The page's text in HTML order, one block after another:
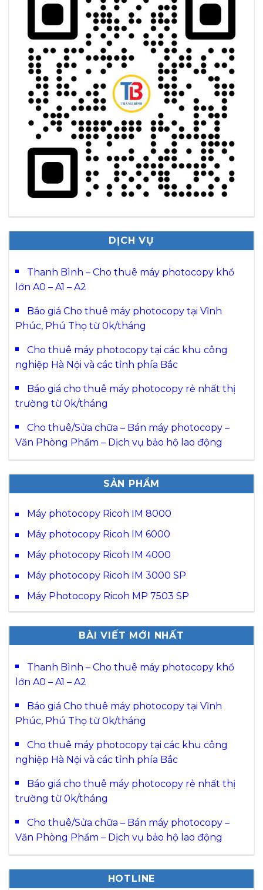
DỊCH VỤ
Thanh Bình – Cho thuê máy photocopy khổ
lớn A0 – A1 – A2
Báo giá Cho thuê máy photocopy tại Vĩnh
Phúc, Phú Thọ từ 0k/tháng
Cho thuê máy photocopy tại các khu công
nghiệp Hà Nội và các tỉnh phía Bắc
Báo giá cho thuê máy photocopy rẻ nhất thị
trường từ 0k/tháng
Cho thuê/Sửa chữa – Bán máy photocopy –
Văn Phòng Phẩm – Dịch vụ bảo hộ lao động
SẢN PHẨM
Máy photocopy Ricoh IM 8000
Máy photocopy Ricoh IM 6000
Máy photocopy Ricoh IM 4000
Máy photocopy Ricoh IM 3000 SP
Máy Photocopy Ricoh MP 7503 SP
BÀI VIẾT MỚI NHẤT
Thanh Bình – Cho thuê máy photocopy khổ
lớn A0 – A1 – A2
Báo giá Cho thuê máy photocopy tại Vĩnh
Phúc, Phú Thọ từ 0k/tháng
Cho thuê máy photocopy tại các khu công
nghiệp Hà Nội và các tỉnh phía Bắc
Báo giá cho thuê máy photocopy rẻ nhất thị
trường từ 0k/tháng
Cho thuê/Sửa chữa – Bán máy photocopy –
Văn Phòng Phẩm – Dịch vụ bảo hộ lao động
HOTLINE